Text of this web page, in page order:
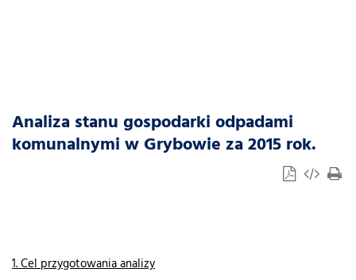
Analiza stanu gospodarki odpadami
komunalnymi w Grybowie za 2015 rok.
1. Cel przygotowania analizy